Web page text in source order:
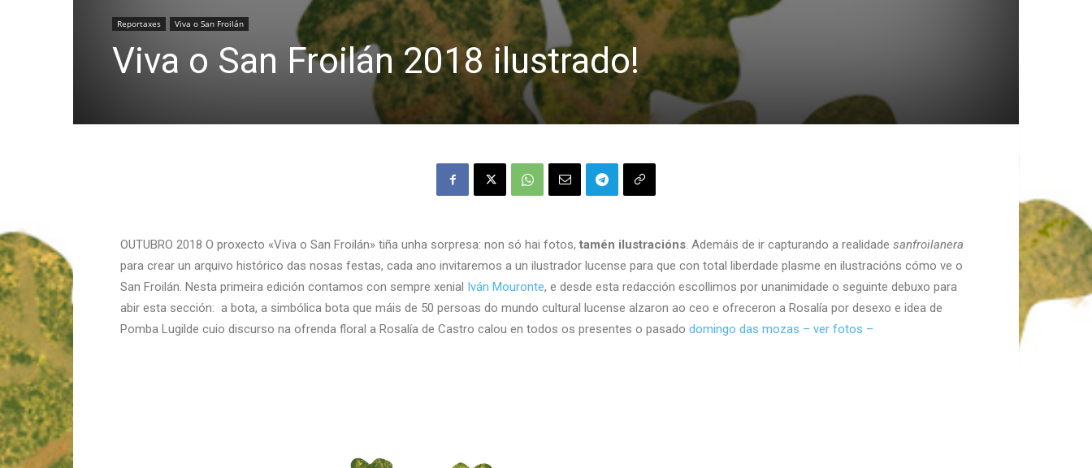
Reportaxes Viva o San Froilán
Viva o San Froilán 2018 ilustrado!
OUTUBRO 2018 O proxecto «Viva o San Froilán» tiña unha sorpresa: non só hai fotos, tamén ilustracións. Ademáis de ir capturando a realidade sanfroilanera
para crear un arquivo histórico das nosas festas, cada ano invitaremos a un ilustrador lucense para que con total liberdade plasme en ilustracións cómo ve o
San Froilán. Nesta primeira edición contamos con sempre xenial Iván Mouronte, e desde esta redacción escollimos por unanimidade o seguinte debuxo para
abir esta sección: a bota, a simbólica bota que máis de 50 persoas do mundo cultural lucense alzaron ao ceo e ofreceron a Rosalía por desexo e idea de
Pomba Lugilde cuio discurso na ofrenda floral a Rosalía de Castro calou en todos os presentes o pasado domingo das mozas – ver fotos –